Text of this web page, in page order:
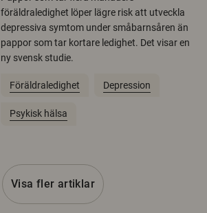
föräldraledighet löper lägre risk att utveckla
depressiva symtom under småbarnsåren än
pappor som tar kortare ledighet. Det visar en
ny svensk studie.
Föräldraledighet Depression
Psykisk hälsa
Visa fler artiklar